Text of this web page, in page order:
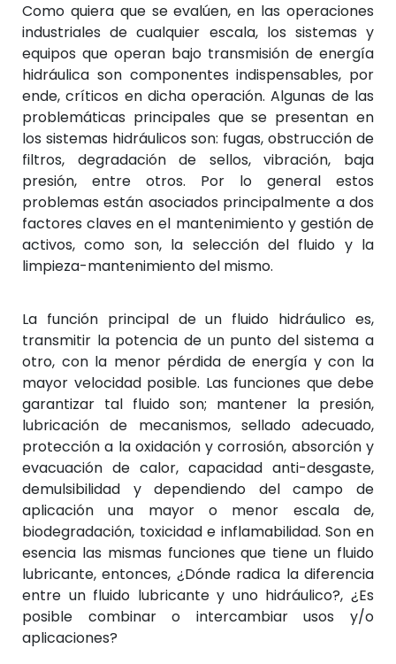
Como quiera que se evalúen, en las operaciones
industriales de cualquier escala, los sistemas y
equipos que operan bajo transmisión de energía
hidráulica son componentes indispensables, por
ende, críticos en dicha operación. Algunas de las
problemáticas principales que se presentan en
los sistemas hidráulicos son: fugas, obstrucción de
filtros, degradación de sellos, vibración, baja
presión, entre otros. Por lo general estos
problemas están asociados principalmente a dos
factores claves en el mantenimiento y gestión de
activos, como son, la selección del fluido y la
limpieza-mantenimiento del mismo.
La función principal de un fluido hidráulico es,
transmitir la potencia de un punto del sistema a
otro, con la menor pérdida de energía y con la
mayor velocidad posible. Las funciones que debe
garantizar tal fluido son; mantener la presión,
lubricación de mecanismos, sellado adecuado,
protección a la oxidación y corrosión, absorción y
evacuación de calor, capacidad anti-desgaste,
demulsibilidad y dependiendo del campo de
aplicación una mayor o menor escala de,
biodegradación, toxicidad e inflamabilidad. Son en
esencia las mismas funciones que tiene un fluido
lubricante, entonces, ¿Dónde radica la diferencia
entre un fluido lubricante y uno hidráulico?, ¿Es
posible combinar o intercambiar usos y/o
aplicaciones?